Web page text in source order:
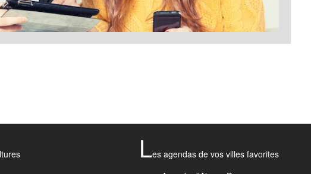
Les agendas de vos villes favorites